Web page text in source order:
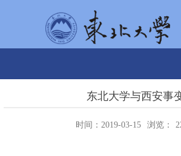
东北大学与西安事
时间：2019-03-15 浏览：